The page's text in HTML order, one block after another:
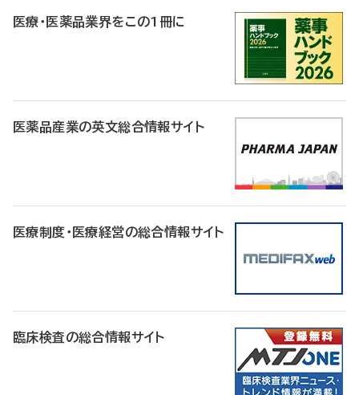
医療・医薬品業界をこの1冊に
医薬品産業の英文総合情報サイト
医療制度・医療経営の総合情報サイト
臨床検査の総合情報サイト